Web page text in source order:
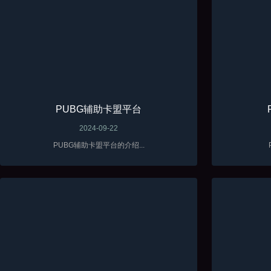
PUBG辅助卡盟平台
2024-09-22
PUBG辅助卡盟平台的介绍...